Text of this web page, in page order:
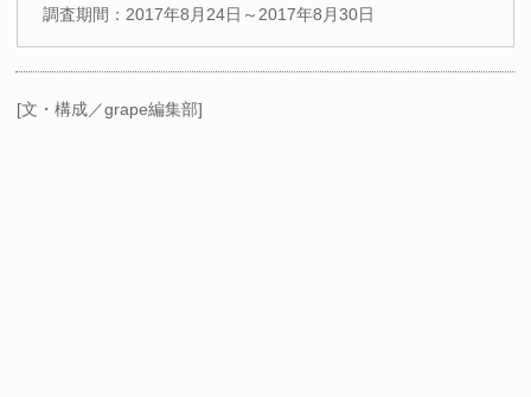
調査期間：2017年8月24日～2017年8月30日
[文・構成／grape編集部]